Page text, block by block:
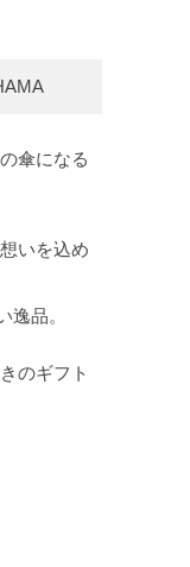
傘になる
いを込め
逸品。
のギフト